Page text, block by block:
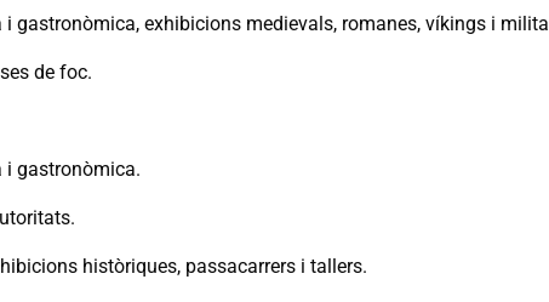
i gastronòmica, exhibicions medievals, romanes, víkings i
de foc.
i gastronòmica.
històriques, passacarrers i tallers.